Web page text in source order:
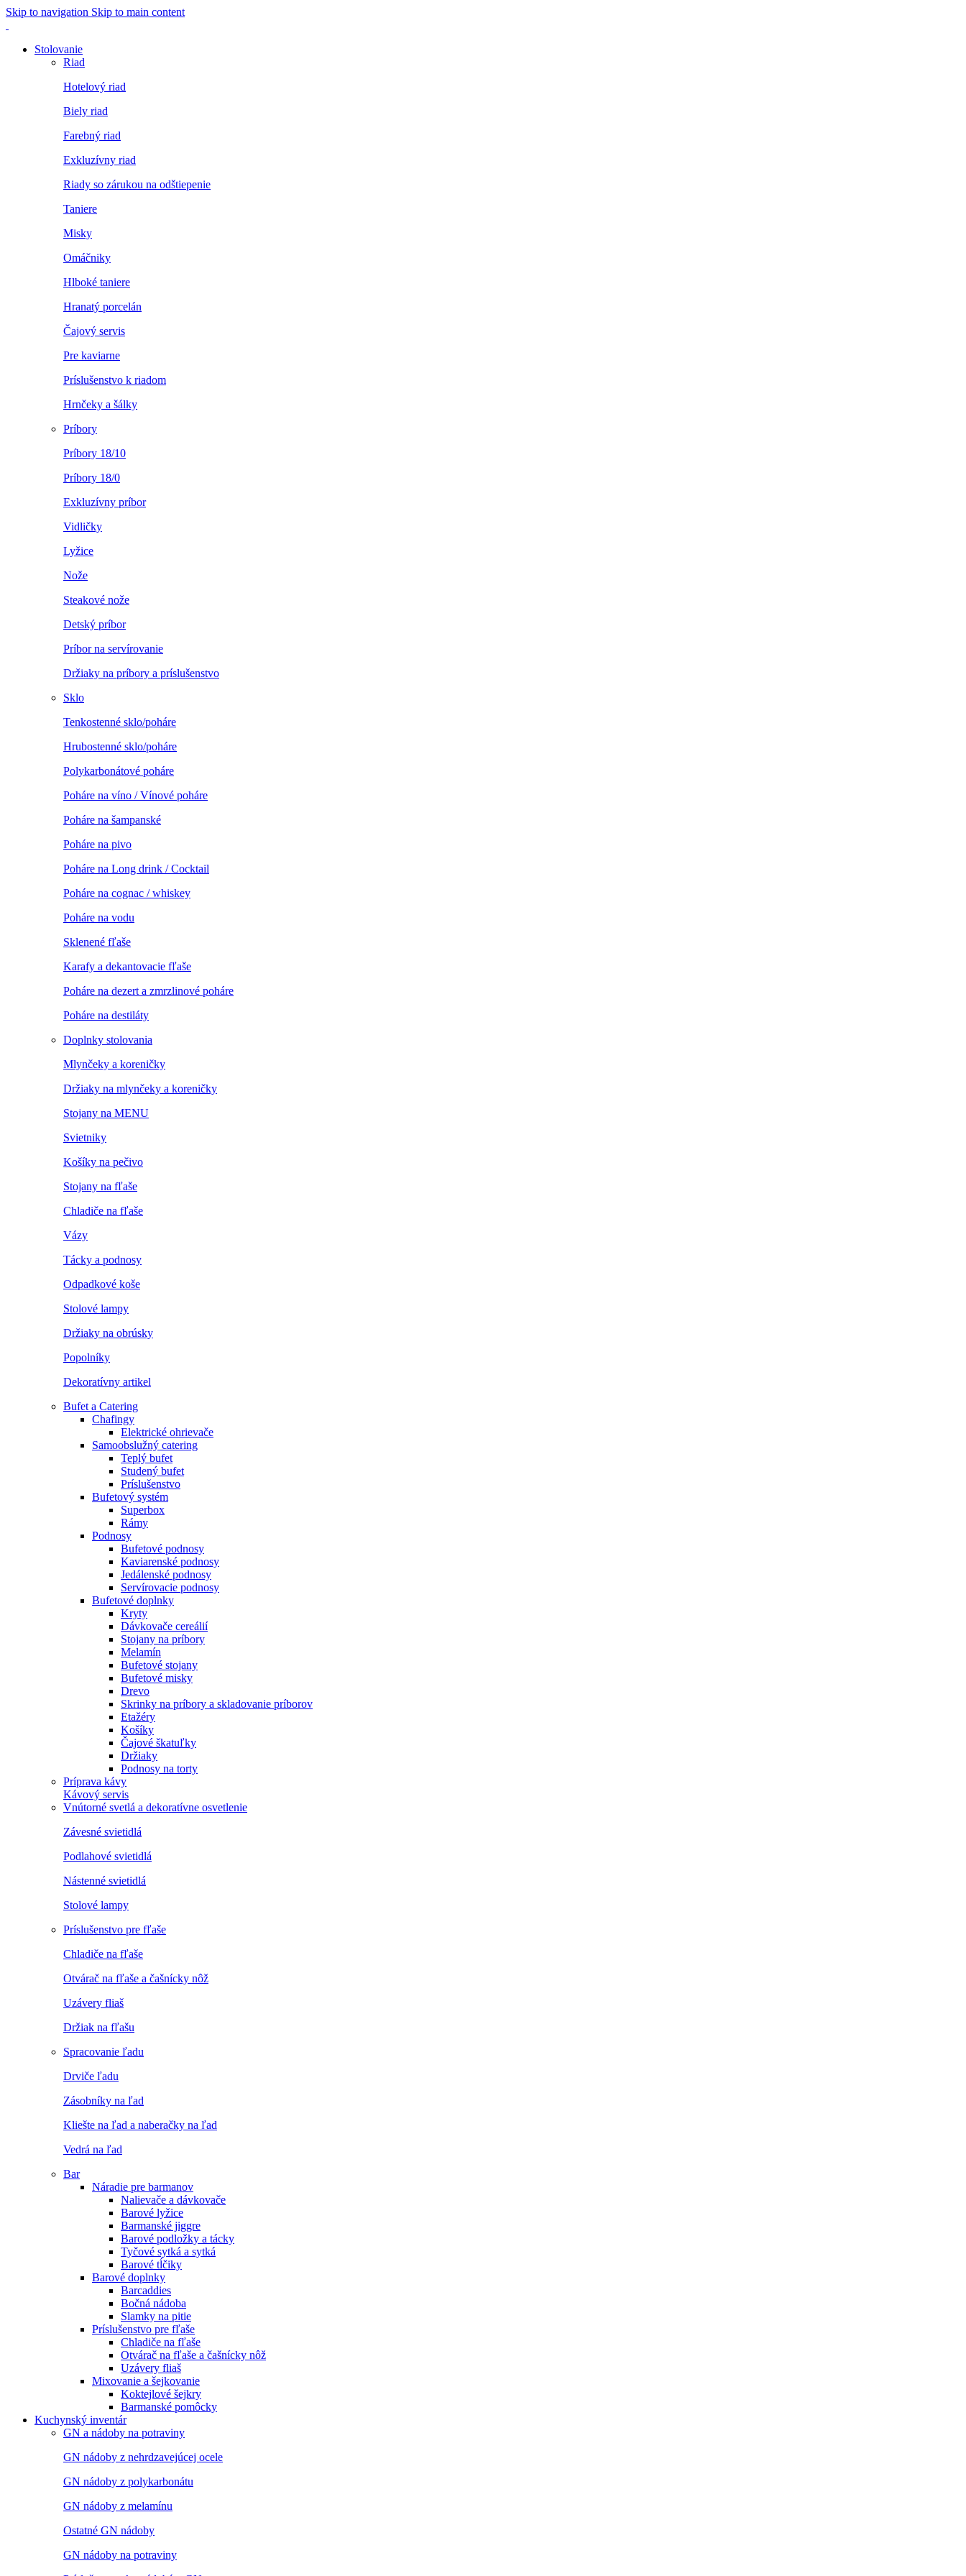
Skip to navigation Skip to main content
Stolovanie
Riad
Hotelový riad
Biely riad
Farebný riad
Exkluzívny riad
Riady so zárukou na odštiepenie
Taniere
Misky
Omáčniky
Hlboké taniere
Hranatý porcelán
Čajový servis
Pre kaviarne
Príslušenstvo k riadom
Hrnčeky a šálky
Príbory
Príbory 18/10
Príbory 18/0
Exkluzívny príbor
Vidličky
Lyžice
Nože
Steakové nože
Detský príbor
Príbor na servírovanie
Držiaky na príbory a príslušenstvo
Sklo
Tenkostenné sklo/poháre
Hrubostenné sklo/poháre
Polykarbonátové poháre
Poháre na víno / Vínové poháre
Poháre na šampanské
Poháre na pivo
Poháre na Long drink / Cocktail
Poháre na cognac / whiskey
Poháre na vodu
Sklenené fľaše
Karafy a dekantovacie fľaše
Poháre na dezert a zmrzlinové poháre
Poháre na destiláty
Doplnky stolovania
Mlynčeky a koreničky
Držiaky na mlynčeky a koreničky
Stojany na MENU
Svietniky
Košíky na pečivo
Stojany na fľaše
Chladiče na fľaše
Vázy
Tácky a podnosy
Odpadkové koše
Stolové lampy
Držiaky na obrúsky
Popolníky
Dekoratívny artikel
Bufet a Catering
Chafingy
Elektrické ohrievače
Samoobslužný catering
Teplý bufet
Studený bufet
Príslušenstvo
Bufetový systém
Superbox
Rámy
Podnosy
Bufetové podnosy
Kaviarenské podnosy
Jedálenské podnosy
Servírovacie podnosy
Bufetové doplnky
Kryty
Dávkovače cereálií
Stojany na príbory
Melamín
Bufetové stojany
Bufetové misky
Drevo
Skrinky na príbory a skladovanie príborov
Etažéry
Košíky
Čajové škatuľky
Držiaky
Podnosy na torty
Príprava kávy
Kávový servis
Vnútorné svetlá a dekoratívne osvetlenie
Závesné svietidlá
Podlahové svietidlá
Nástenné svietidlá
Stolové lampy
Príslušenstvo pre fľaše
Chladiče na fľaše
Otvárač na fľaše a čašnícky nôž
Uzávery fliaš
Držiak na fľašu
Spracovanie ľadu
Drviče ľadu
Zásobníky na ľad
Kliešte na ľad a naberačky na ľad
Vedrá na ľad
Bar
Náradie pre barmanov
Nalievače a dávkovače
Barové lyžice
Barmanské jiggre
Barové podložky a tácky
Tyčové sytká a sytká
Barové tĺčiky
Barové doplnky
Barcaddies
Bočná nádoba
Slamky na pitie
Príslušenstvo pre fľaše
Chladiče na fľaše
Otvárač na fľaše a čašnícky nôž
Uzávery fliaš
Mixovanie a šejkovanie
Koktejlové šejkry
Barmanské pomôcky
Kuchynský inventár
GN a nádoby na potraviny
GN nádoby z nehrdzavejúcej ocele
GN nádoby z polykarbonátu
GN nádoby z melamínu
Ostatné GN nádoby
GN nádoby na potraviny